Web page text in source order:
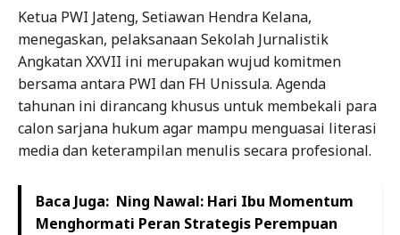
Ketua PWI Jateng, Setiawan Hendra Kelana,
menegaskan, pelaksanaan Sekolah Jurnalistik
Angkatan XXVII ini merupakan wujud komitmen
bersama antara PWI dan FH Unissula. Agenda
tahunan ini dirancang khusus untuk membekali para
calon sarjana hukum agar mampu menguasai literasi
media dan keterampilan menulis secara profesional.
Baca Juga: Ning Nawal: Hari Ibu Momentum
Menghormati Peran Strategis Perempuan